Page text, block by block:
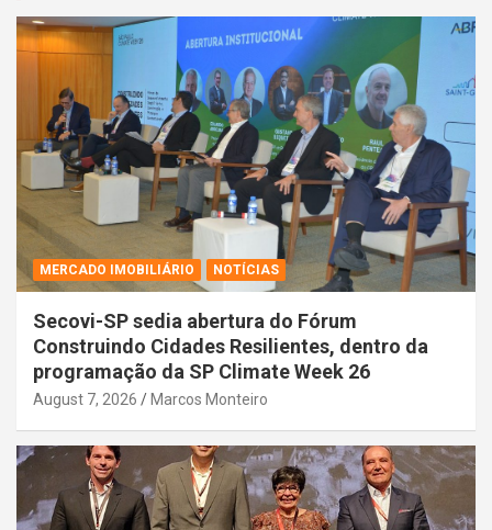
MERCADO IMOBILIÁRIO NOTÍCIAS
Secovi-SP sedia abertura do Fórum
Construindo Cidades Resilientes, dentro da
programação da SP Climate Week 26
August 7, 2026 Marcos Monteiro